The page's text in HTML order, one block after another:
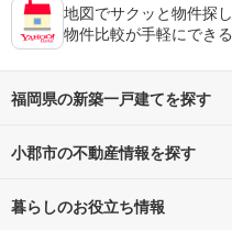
地図でサクッと物件探し
物件比較が手軽にできる
福岡県の新築一戸建てを探す
路線・駅から探す
通勤・通学時間から探す
小郡市の不動産情報を探す
不動産・住宅
暮らしのお役立ち情報